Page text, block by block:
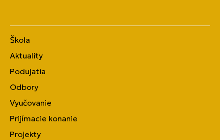
Škola
Aktuality
Podujatia
Odbory
Vyučovanie
Prijímacie konanie
Projekty